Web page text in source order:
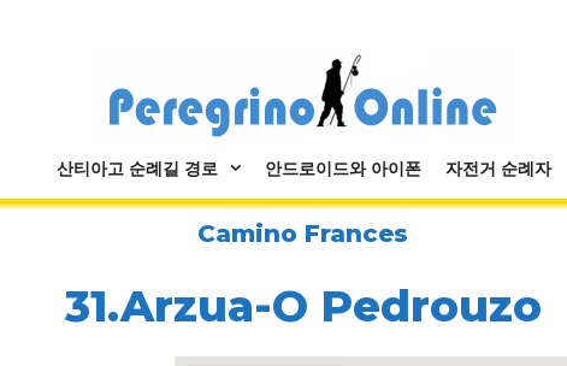
산티아고 순례길 경로 안드로이드와 아이폰 자전거 순례자
Camino Frances
31.Arzua-O Pedrouzo